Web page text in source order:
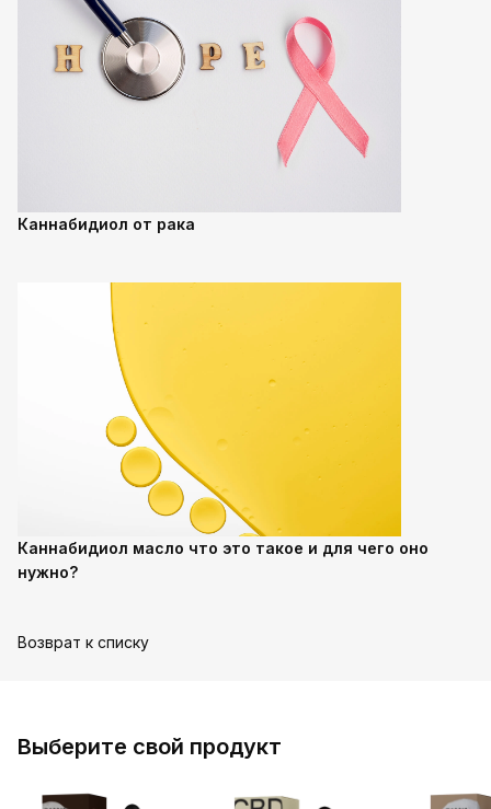
Каннабидиол от рака
Каннабидиол масло что это такое и для чего оно
нужно?
Возврат к списку
Выберите свой продукт